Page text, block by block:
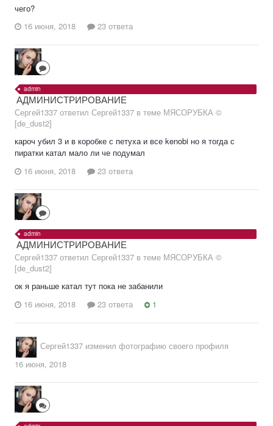
чего?
16 июня, 2018
23 ответа
admin
АДМИНИСТРИРОВАНИЕ
Сергей1337 ответил Сергей1337 в теме МЯСОРУБКА ©
[de_dust2]
кароч убил 3 и в коробке с петуха и все kenobi но я тогда с
пиратки катал мало ли че подумал
16 июня, 2018
23 ответа
admin
АДМИНИСТРИРОВАНИЕ
Сергей1337 ответил Сергей1337 в теме МЯСОРУБКА ©
[de_dust2]
ок я раньше катал тут пока не забанили
16 июня, 2018
23 ответа 1
Сергей1337 изменил фотографию своего профиля
16 июня, 2018